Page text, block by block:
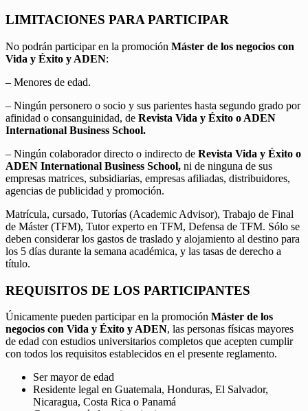
LIMITACIONES PARA PARTICIPAR
No podrán participar en la promoción Máster de los negocios con
Vida y Éxito y ADEN:
– Menores de edad.
– Ningún personero o socio y sus parientes hasta segundo grado por
afinidad o consanguinidad, de Revista Vida y Éxito o ADEN
International Business School.
– Ningún colaborador directo o indirecto de Revista Vida y Éxito o
ADEN International Business School, ni de ninguna de sus
empresas matrices, subsidiarias, empresas afiliadas, distribuidores,
agencias de publicidad y promoción.
Matrícula, cursado, Tutorías (Academic Advisor), Trabajo de Final
de Máster (TFM), Tutor experto en TFM, Defensa de TFM. Sólo se
deben considerar los gastos de traslado y alojamiento al destino para
los 5 días durante la semana académica, y las tasas de derecho a
título.
REQUISITOS DE LOS PARTICIPANTES
Únicamente pueden participar en la promoción Máster de los
negocios con Vida y Éxito y ADEN, las personas físicas mayores
de edad con estudios universitarios completos que acepten cumplir
con todos los requisitos establecidos en el presente reglamento.
Ser mayor de edad
Residente legal en Guatemala, Honduras, El Salvador,
Nicaragua, Costa Rica o Panamá